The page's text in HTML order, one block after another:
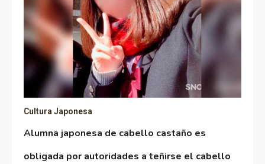
Cultura Japonesa
Alumna japonesa de cabello castaño es
obligada por autoridades a teñirse el cabello